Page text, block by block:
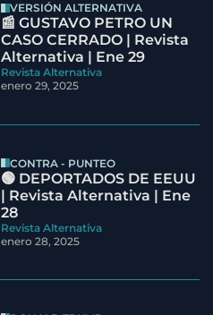
VERSIÓN ALTERNATIVA
📰 GUSTAVO PETRO UN
CASO CERRADO | Revista
Alternativa | Ene 29
Revista Alternativa
enero 29, 2025
CONTRA - PUNTEO
🟢 DEPORTADOS DE EEUU
| Revista Alternativa | Ene
28
Revista Alternativa
enero 28, 2025